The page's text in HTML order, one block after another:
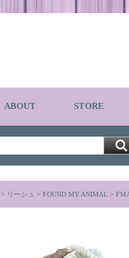
ABOUT STORE
> リーシュ > FOUND MY ANIMAL >